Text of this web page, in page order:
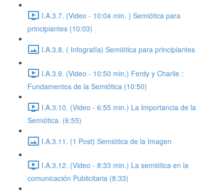
I.A.3.7. (Video - 10:04 min. ) Semiótica para
principiantes (10:03)
I.A.3.8. ( Infografía) Semiótica para principiantes
I.A.3.9. (Video - 10:50 min,) Ferdy y Charlie :
Fundamentos de la Semiótica (10:50)
I.A.3.10. (Video - 6:55 min.) La Importancia de la
Semiótica. (6:55)
I.A.3.11. (1 Post) Semiótica de la Imagen
I.A.3.12. (Video - 8:33 min.) La semiótica en la
comunicación Publicitaria (8:33)